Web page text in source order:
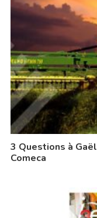
3 Questions à
Comeca